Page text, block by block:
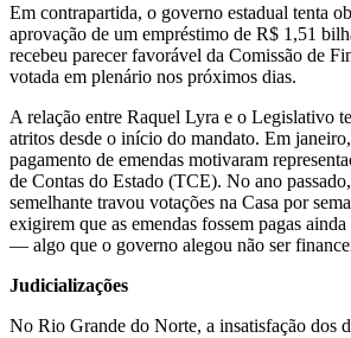
Em contrapartida, o governo estadual tenta
aprovação de um empréstimo de R$ 1,51
recebeu parecer favorável da Comissão de
votada em plenário nos próximos dias.
A relação entre Raquel Lyra e o Legislativo
atritos desde o início do mandato. Em
pagamento de emendas motivaram
de Contas do Estado (TCE). No ano
semelhante travou votações na Casa por
exigirem que as emendas fossem pagas
— algo que o governo alegou não ser
Judicializações
No Rio Grande do Norte, a insatisfação dos